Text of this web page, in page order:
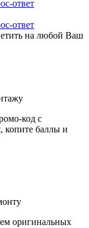
ответ
ответ
на любой Ваш
код с
копите баллы и
оригинальных